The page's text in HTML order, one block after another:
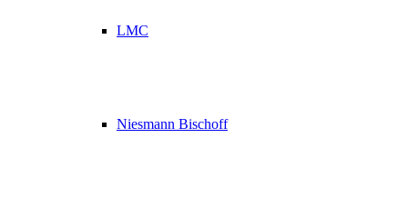
LMC
Niesmann Bischoff